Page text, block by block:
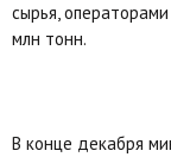
сырья,
млн тонн.
В конце декабря